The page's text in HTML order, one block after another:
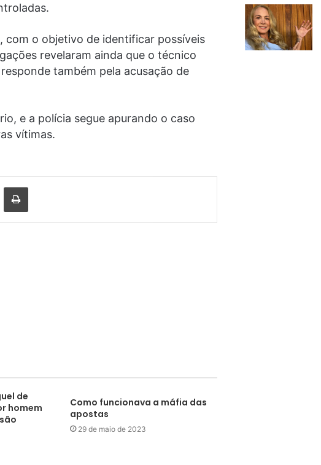
com o objetivo de identificar possíveis
revelaram ainda que o técnico
também pela acusação de
e a polícia segue apurando o caso
vítimas.
via e-mail Imprimir
de
homem
Como funcionava a máfia das
apostas
29 de maio de 2023